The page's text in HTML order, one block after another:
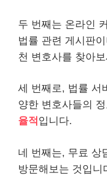
두 번째는 온라인
법률 관련 게시판
천 변호사를 찾아
세 번째로, 법률 서
양한 변호사들의
율적 입니다.
네 번째는, 무료 상
방문해보는 것입니